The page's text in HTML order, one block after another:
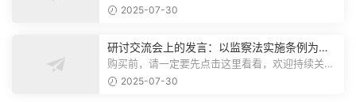
注，精彩模板每天推送预览结束，本文...
2025-07-30
研讨交流会上的发言：以监察法实施条例为纲
推动巡察工作高质量发展
购买前，请一定要先点击这里看看，欢迎持续关
注，精彩模板每天推送预览结束，本文...
2025-07-30